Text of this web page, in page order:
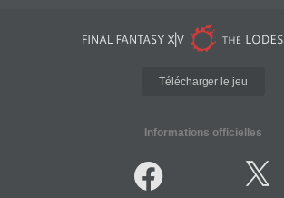
Télécharger le jeu
Informations officielles